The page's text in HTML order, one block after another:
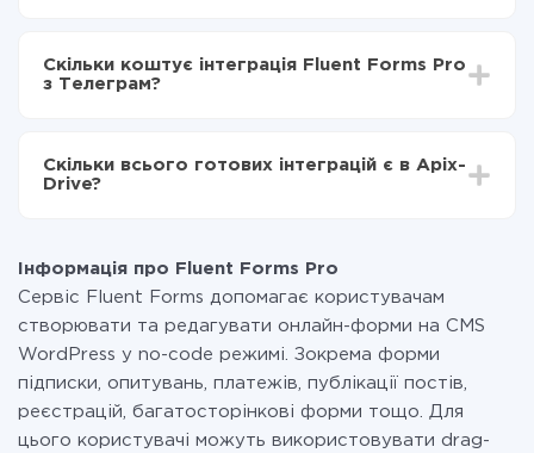
Тепер дані будуть автоматично передаватися з
Fluent Forms Pro в Телеграм
становити від 5-ти до 30-хвилин. У середньому
налаштування займає 10-15 хвилин.
Скільки коштує інтеграція Fluent Forms Pro
з Телеграм?
Ви оплачуєте лише кількість даних, які за фактом
передаються з однієї вашої системи в іншу через
при необхідності. Детальніше протарифи
Скільки всього готових інтеграцій є в Apix-
Drive?
Інформація про Fluent Forms Pro
Сервіс Fluent Forms допомагає користувачам
створювати та редагувати онлайн-форми на CMS
WordPress у no-code режимі. Зокрема форми
підписки, опитувань, платежів, публікації постів,
реєстрацій, багатосторінкові форми тощо. Для
цього користувачі можуть використовувати drag-